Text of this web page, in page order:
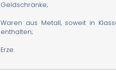
Geldschränke;
Waren aus Metall, soweit in
enthalten;
Erze.